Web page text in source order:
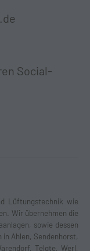
Social-
Lüftungstechnik wie
Wir übernehmen die
sowie dessen
Ahlen, Sendenhorst,
Telgte, Werl,